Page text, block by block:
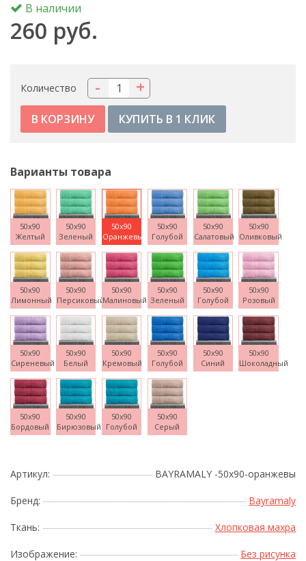
В наличии
260 руб.
Количество +
-
КУПИТЬ В 1 КЛИК
Варианты товара
50x90
Желтый
50x90
Зеленый
50x90
Оранжевый
50x90
Голубой
50x90
Салатовый
50x90
Оливковый
50x90
Лимонный
50x90
Персиковый
50x90
Малиновый
50x90
Зеленый
50x90
Голубой
50x90
Розовый
50x90
Сиреневый
50x90
Белый
50x90
Кремовый
50x90
Голубой
50x90
Синий
50x90
Шоколадный
50x90
Бордовый
50x90
Бирюзовый
50x90
Голубой
50x90
Серый
Артикул: BAYRAMALY -50х90-оранжевы
Бренд: Bayramaly
Ткань: Хлопковая махра
Изображение: Без рисунка